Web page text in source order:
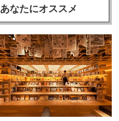
あなたにオススメ